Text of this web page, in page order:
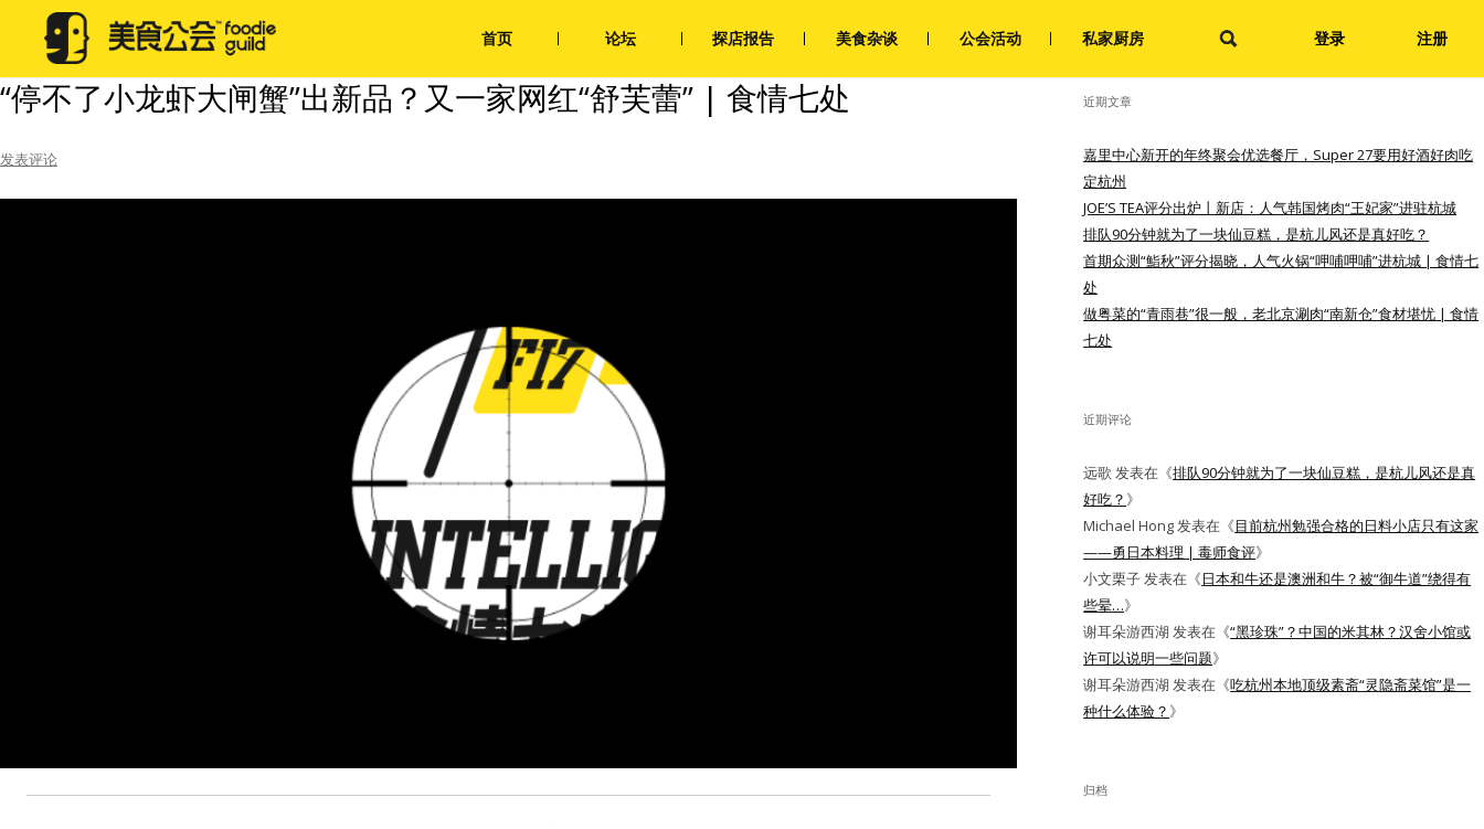
登录 注册
首页 论坛 探店报告 美食杂谈 公会活动 私家厨房
月度归档： 2018年10月
“停不了小龙虾大闸蟹”出新品？又一家网红“舒芙蕾” | 食情七处
发表评论
索：
近期文章
嘉里中心新开的年终聚会优选餐厅，Super 27要用好酒好肉吃
定杭州
JOE’S TEA评分出炉丨新店：人气韩国烤肉“王妃家”进驻杭城
排队90分钟就为了一块仙豆糕，是杭儿风还是真好吃？
首期众测“鮨秋”评分揭晓，人气火锅“呷哺呷哺”进杭城 | 食情七
处
做粤菜的“青雨巷”很一般，老北京涮肉“南新仓”食材堪忧 | 食情
七处
近期评论
远歌 发表在《排队90分钟就为了一块仙豆糕，是杭儿风还是真
好吃？ 》
Michael Hong发表在《目前杭州勉强合格的日料小店只有这家
——勇日本料理 | 毒师食评》
小文栗子发表在《日本和牛还是澳洲和牛？被“御牛道”绕得有
些晕…》
谢耳朵游西湖 发表在《“黑珍珠”？中国的米其林？汉舍小馆或
许可以说明一些问题》
谢耳朵游西湖 发表在《吃杭州本地顶级素斋“灵隐斋菜馆”是一
种什么体验？ 》
归档